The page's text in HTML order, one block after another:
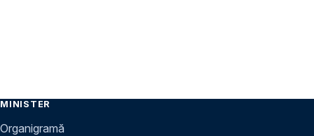
MINISTER
Organigramă